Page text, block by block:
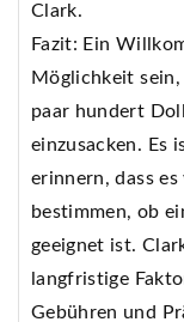
Clark.
Fazit: Ein
Möglichkeit
paar hundert
einzusacken. Es
erinnern, dass
bestimmen, ob
geeignet ist.
langfristige
Gebühren und